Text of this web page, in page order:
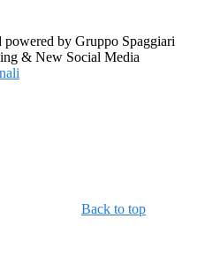
by Gruppo Spaggiari
& New Social Media
Back to top